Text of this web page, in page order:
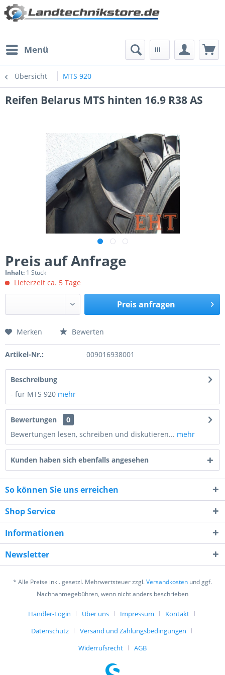
Menü
Übersicht MTS 920
Reifen Belarus MTS hinten 16.9 R38 AS
Preis auf Anfrage
Inhalt: 1 Stück
Lieferzeit ca. 5 Tage
Preis anfragen
Preis anfragen
4 + 6 = ?
verstanden und stimme zu. *
Mit * gekennzeichnete Felder sind Pflichtfelder.
Merken Bewerten
Artikel-Nr.: 009016938001
Beschreibung
- für MTS 920 mehr
Bewertungen
0
Bewertungen lesen, schreiben und diskutieren... mehr
Kunden haben sich ebenfalls angesehen
So können Sie uns erreichen
Shop Service
Informationen
Newsletter
* Alle Preise inkl. gesetzl. Mehrwertsteuer zzgl.Versandkosten und ggf.
Nachnahmegebühren, wenn nicht anders beschrieben
Händler-Login Über uns Impressum
Kontakt
Datenschutz
Versand und Zahlungsbedingungen
Widerrufsrecht
AGB